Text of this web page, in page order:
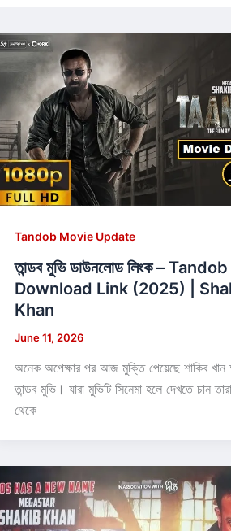
Tandob Movie Update
তান্ডব মুভি ডাউনলোড লিংক –
Download Link (2025) |
Khan
June 11, 2026
অনেক অপেক্ষার পর আজ মুক্তি পেয়েছে শাকিব খান
তান্ডব মুভি। যারা মুভিটি সিনেমা হলে দেখতে চান
থেকে